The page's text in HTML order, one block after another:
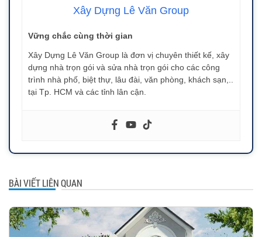
Xây Dựng Lê Văn Group
Vững chắc cùng thời gian
Xây Dựng Lê Văn Group là đơn vị chuyên thiết kế, xây
dựng nhà trọn gói và sửa nhà trọn gói cho các công
trình nhà phố, biệt thự, lâu đài, văn phòng, khách sạn,..
tại Tp. HCM và các tỉnh lân cận.
BÀI VIẾT LIÊN QUAN